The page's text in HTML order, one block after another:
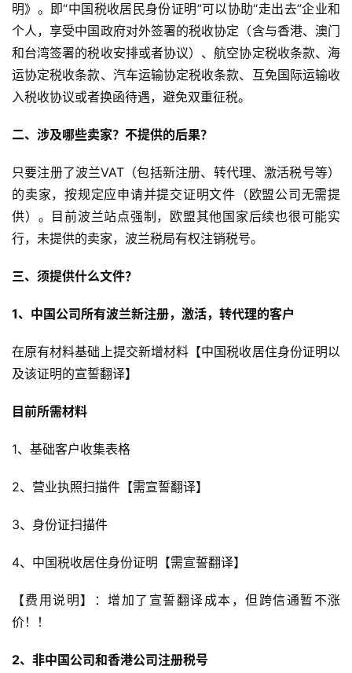
明》。即“中国税收居民身份证明”可以协助“走出去”企业和
个人，享受中国政府对外签署的税收协定（含与香港、澳门
和台湾签署的税收安排或者协议）、航空协定税收条款、海
运协定税收条款、汽车运输协定税收条款、互免国际运输收
入税收协议或者换函待遇，避免双重征税。
二、涉及哪些卖家？不提供的后果？
只要注册了波兰VAT（包括新注册、转代理、激活税号等）
的卖家，按规定应申请并提交证明文件（欧盟公司无需提
供）。目前波兰站点强制，欧盟其他国家后续也很可能实
行，未提供的卖家，波兰税局有权注销税号。
三、须提供什么文件？
1、中国公司所有波兰新注册，激活，转代理的客户
在原有材料基础上提交新增材料【中国税收居住身份证明以
及该证明的宣誓翻译】
目前所需材料
1、基础客户收集表格
2、营业执照扫描件【需宣誓翻译】
3、身份证扫描件
4、中国税收居住身份证明【需宣誓翻译】
【费用说明】：增加了宣誓翻译成本，但跨信通暂不涨
价！！
2、非中国公司和香港公司注册税号